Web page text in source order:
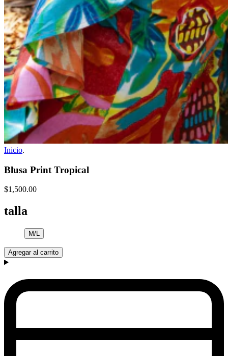
Inicio.
Blusa Print Tropical
$1,500.00
talla
M/L
Agregar al carrito